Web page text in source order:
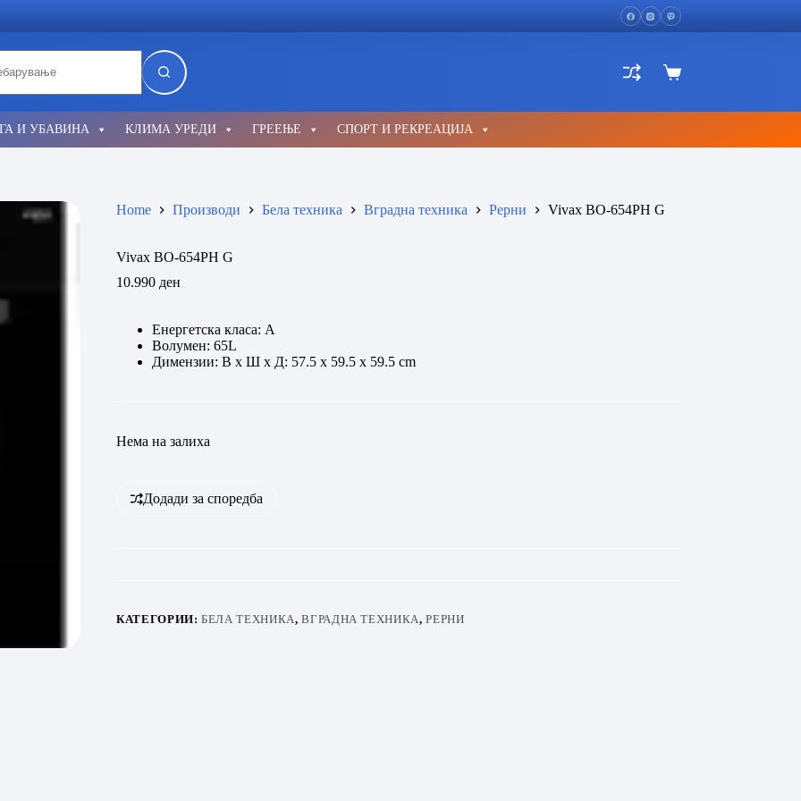
Shopping
И УБАВИНА КЛИМА УРЕДИ ГРЕЕЊЕ СПОРТ И РЕКРЕАЦИЈА
Home Производи Бела техника Вградна техника Рерни Vivax BO-654PH G
Vivax BO-654PH G
10.990 ден
Енергетска класа: А
Волумен: 65L
Димензии: В х Ш х Д: 57.5 х 59.5 х 59.5 cm
Нема на залиха
Додади за споредба
КАТЕГОРИИ:БЕЛА ТЕХНИКА,ВГРАДНА ТЕХНИКА,РЕРНИ